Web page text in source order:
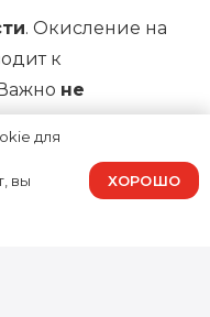
. Окисление на
к
не
и сразу отдавать
доверить
для
вы
ХОРОШО